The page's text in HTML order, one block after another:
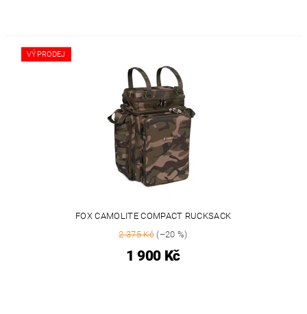
VÝPRODEJ
FOX CAMOLITE COMPACT RUCKSACK
2 375 Kč (–20 %)
1 900 Kč